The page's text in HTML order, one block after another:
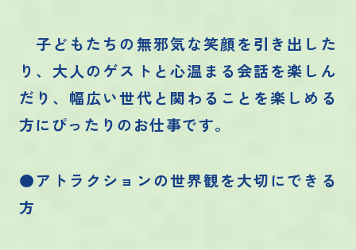
子どもたちの無邪気な笑顔を引き出した
り、大人のゲストと心温まる会話を楽しん
だり、幅広い世代と関わることを楽しめる
方にぴったりのお仕事です。
●アトラクションの世界観を大切にできる
方